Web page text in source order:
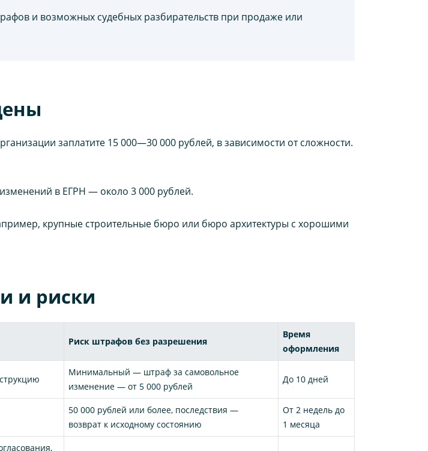
и возможных судебных разбирательств при продаже или
заплатите 15 000—30 000 рублей, в зависимости от сложности.
в ЕГРН — около 3 000 рублей.
крупные строительные бюро или бюро архитектуры с хорошими
и риски
Риск штрафов без разрешения
Время
оформления
Минимальный — штраф за самовольное
изменение — от 5 000 рублей
До 10 дней
50 000 рублей или более, последствия —
возврат к исходному состоянию
От 2 недель до
1 месяца